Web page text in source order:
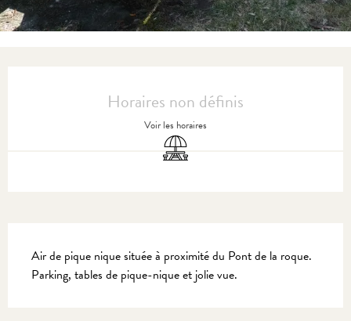
Horaires non définis
Voir les horaires
Aire de pique nique
Air de pique nique située à proximité du Pont de la roque.
Parking, tables de pique-nique et jolie vue.